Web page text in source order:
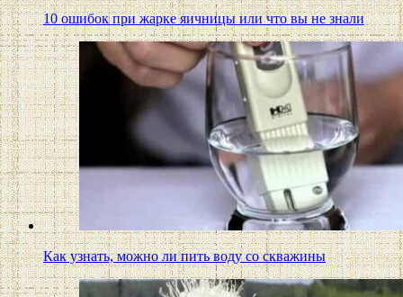
10 ошибок при жарке яичницы или что вы не знали
Как узнать, можно ли пить воду со скважины